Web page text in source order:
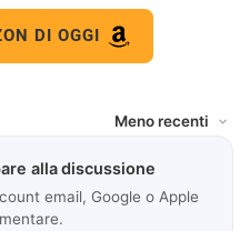
DI OGGI
alla discussione
email, Google o Apple